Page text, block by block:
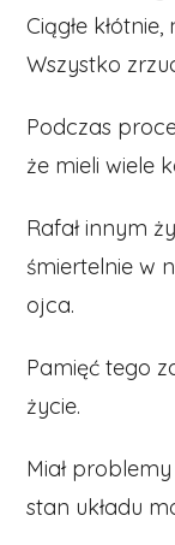
Ciągłe
Wszystko
Podczas
że mieli wiele
Rafał innym
śmiertelnie w
ojca.
Pamięć tego
życie.
Miał
stan układu